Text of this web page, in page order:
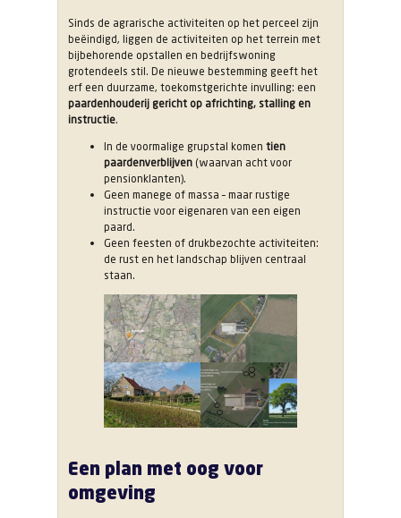
Sinds de agrarische activiteiten op het perceel zijn
beëindigd, liggen de activiteiten op het terrein met
bijbehorende opstallen en bedrijfswoning
grotendeels stil. De nieuwe bestemming geeft het
erf een duurzame, toekomstgerichte invulling: een
paardenhouderij gericht op africhting, stalling en
instructie.
In de voormalige grupstal komen tien
paardenverblijven (waarvan acht voor
pensionklanten).
Geen manege of massa – maar rustige
instructie voor eigenaren van een eigen
paard.
Geen feesten of drukbezochte activiteiten:
de rust en het landschap blijven centraal
staan.
Een plan met oog voor
omgeving